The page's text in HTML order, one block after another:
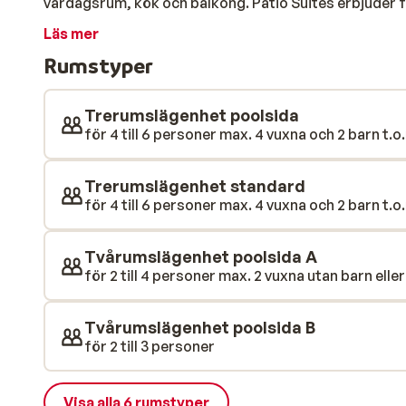
Här kan du njuta av den portugisiska solen i de
läst. Hotellet ligger i ett lugnt läge där du kan njuta
aktiviteter anordnas för barnen och en gratis buss
Vackra Falesia-stranden ligger ca 1,2 km från Patio
bar där du kan köpa något att äta eller dricka om du
kan även uppgradera måltidsplan till halvpåension
Läs mer
Rumstyper
Trerumslägenhet poolsida
för 4 till 6 personer max. 4 vuxna och 2 barn
Trerumslägenhet standard
för 4 till 6 personer max. 4 vuxna och 2 barn
Tvårumslägenhet poolsida A
för 2 till 4 personer max. 2 vuxna utan barn eller
Tvårumslägenhet poolsida B
för 2 till 3 personer
Visa alla 6 rumstyper